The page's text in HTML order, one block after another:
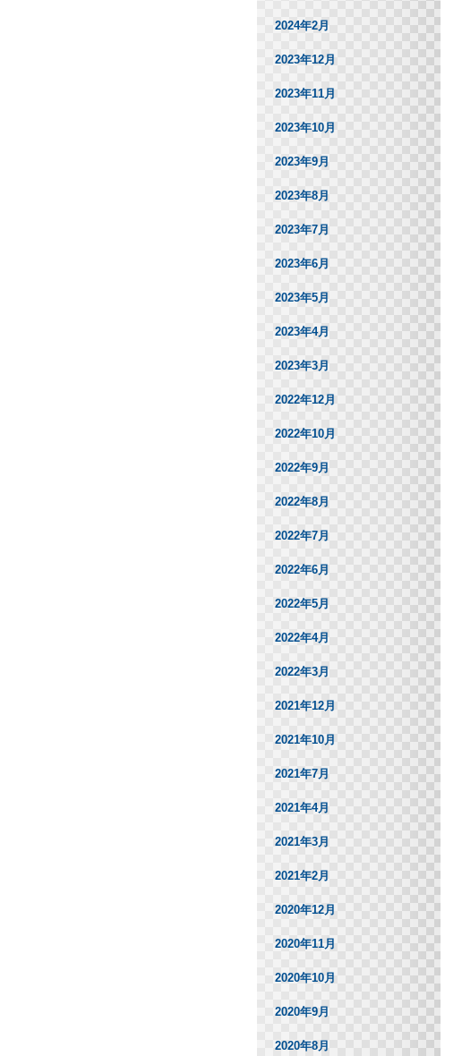
2024年2月
2023年12月
2023年11月
2023年10月
2023年9月
2023年8月
2023年7月
2023年6月
2023年5月
2023年4月
2023年3月
2022年12月
2022年10月
2022年9月
2022年8月
2022年7月
2022年6月
2022年5月
2022年4月
2022年3月
2021年12月
2021年10月
2021年7月
2021年4月
2021年3月
2021年2月
2020年12月
2020年11月
2020年10月
2020年9月
2020年8月